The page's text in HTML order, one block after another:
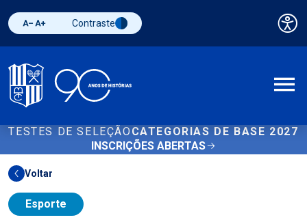
Diminuir fonte
Aumentar fonteAlternar contraste
Contraste
TESTES DE SELEÇÃO CATEGORIAS DE BASE 2027
INSCRIÇÕES ABERTAS
Voltar
Esporte